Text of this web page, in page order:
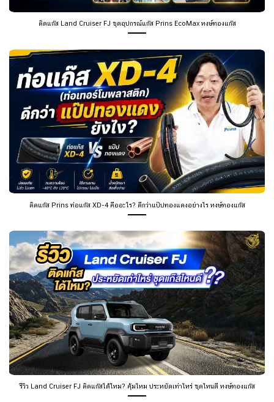
ติดแก๊ส Land Cruiser FJ ชุดอุปกรณ์แก๊ส Prins EcoMax หงษ์ทองแก๊ส
ติดแก๊ส Prins ท่อแก๊ส XD-4 คืออะไร? ดีกว่าแป๊ปทองแดงอย่างไร หงษ์ทองแก๊ส
รีวิว Land Cruiser FJ ติดแก๊สได้ไหม? คุ้มไหม ประหยัดเท่าไหร่ ชุดไหนดี หงษ์ทองแก๊ส